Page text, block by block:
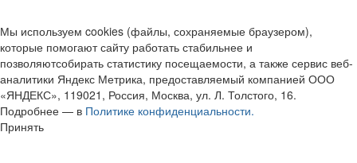
Мы используем cookies (файлы, сохраняемые браузером),
которые помогают сайту работать стабильнее и
позволяютсобирать статистику посещаемости, а также сервис веб-
аналитики Яндекс Метрика, предоставляемый компанией ООО
«ЯНДЕКС», 119021, Россия, Москва, ул. Л. Толстого, 16.
Подробнее — в Политике конфиденциальности.
Принять